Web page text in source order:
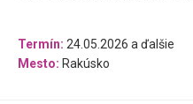
Termín: 24.05.2026 a ďalšie
Mesto: Rakúsko